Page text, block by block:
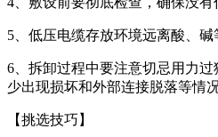
5、低压电缆存放环境远离酸、
6、拆卸过程中要注意切忌用力
少出现损坏和外部连接脱落等情
【挑选技巧】